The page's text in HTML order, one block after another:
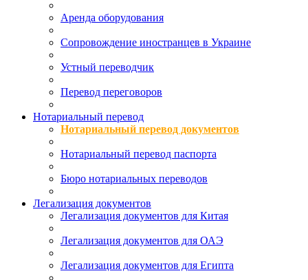
Аренда оборудования
Сопровождение иностранцев в Украине
Устный переводчик
Перевод переговоров
Нотариальный перевод
Нотариальный перевод документов
Нотариальный перевод паспорта
Бюро нотариальных переводов
Легализация документов
Легализация документов для Китая
Легализация документов для ОАЭ
Легализация документов для Египта